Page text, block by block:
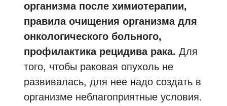
организма после химиотерапии,
правила очищения организма для
онкологического больного,
профилактика рецидива рака. Для
того, чтобы раковая опухоль не
развивалась, для нее надо создать в
организме неблагоприятные условия.